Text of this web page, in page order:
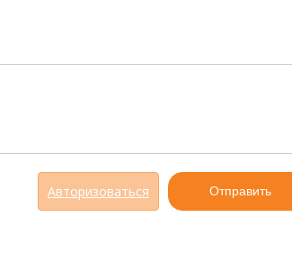
Авторизоваться Отправить